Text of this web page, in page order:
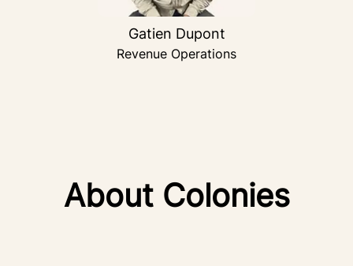
Gatien Dupont
Revenue Operations
About Colonies